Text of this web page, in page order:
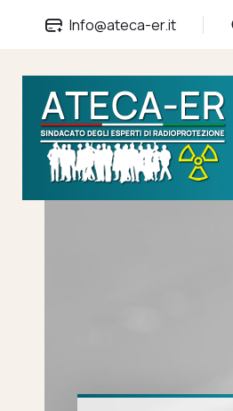
Info@ateca-er.it